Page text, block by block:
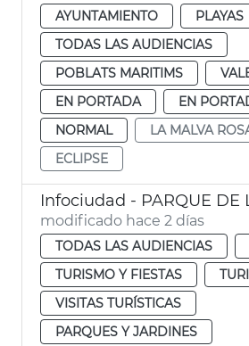
AYUNTAMIENTO
PLAYAS
TODAS LAS AUDIENCIAS
POBLATS MARITIMS
EN PORTADA
EN
NORMAL
LA MALVA
ECLIPSE
Infociudad - PARQUE DE
modificado hace 2 días
TODAS LAS AUDIENCIAS
TURISMO Y FIESTAS
VISITAS TURÍSTICAS
PARQUES Y JARDINES